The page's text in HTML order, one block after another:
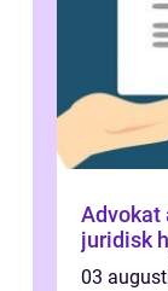
Advokat
juridisk
03